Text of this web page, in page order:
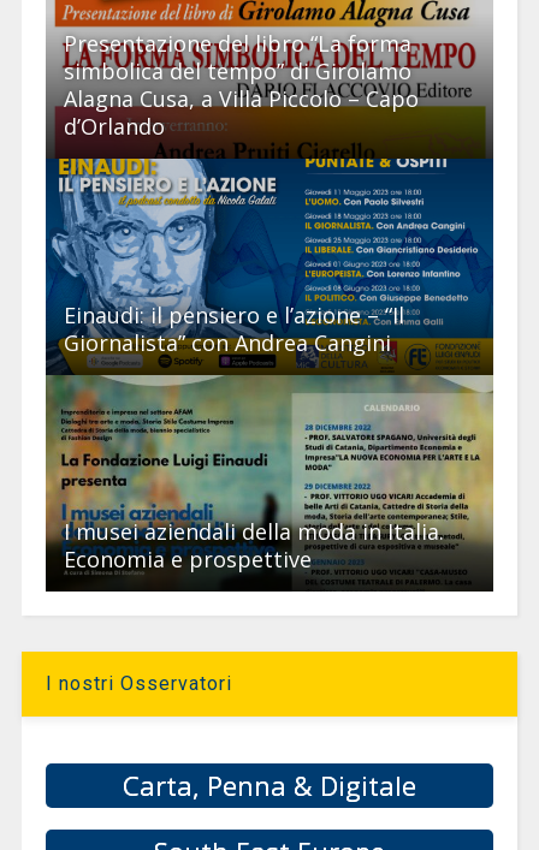
Presentazione del libro “La forma
simbolica del tempo” di Girolamo
Alagna Cusa, a Villa Piccolo – Capo
d’Orlando
Einaudi: il pensiero e l’azione – “Il
Giornalista” con Andrea Cangini
I musei aziendali della moda in Italia.
Economia e prospettive
I nostri Osservatori
Carta, Penna & Digitale